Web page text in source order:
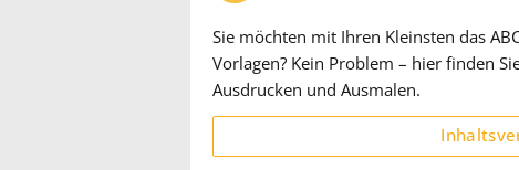
Sie möchten mit Ihren Kleinsten das
Vorlagen? Kein Problem – hier finden
Ausdrucken und Ausmalen.